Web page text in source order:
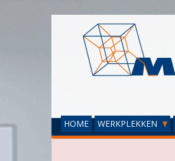
HOME WERKPLEKKEN